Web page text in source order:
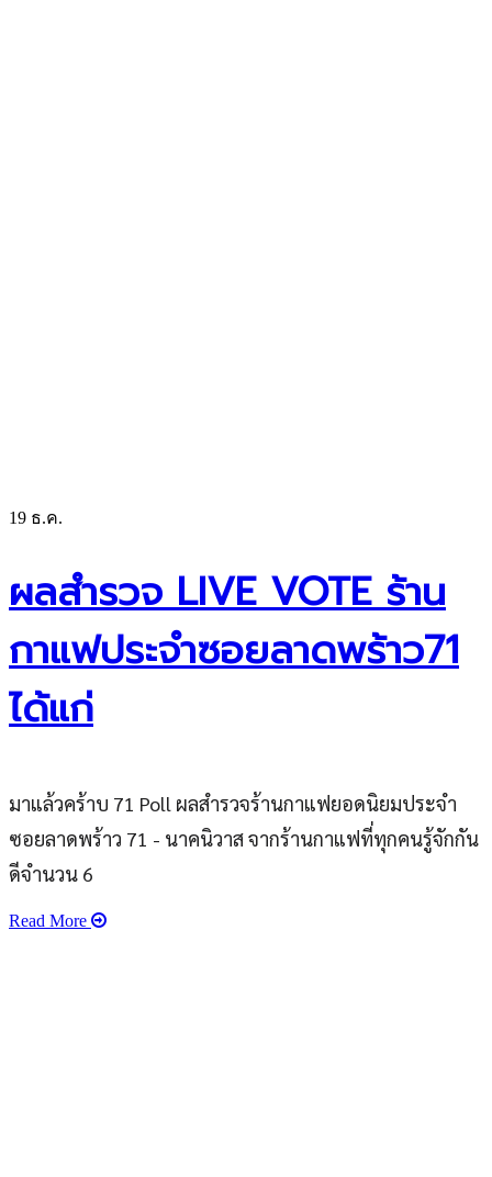
19 ธ.ค.
ผลสำรวจ LIVE VOTE ร้าน
กาแฟประจำซอยลาดพร้าว71
ได้แก่
มาแล้วคร้าบ 71 Poll ผลสำรวจร้านกาแฟยอดนิยมประจำ
ซอยลาดพร้าว 71 - นาคนิวาส จากร้านกาแฟที่ทุกคนรู้จักกัน
ดีจำนวน 6
Read More